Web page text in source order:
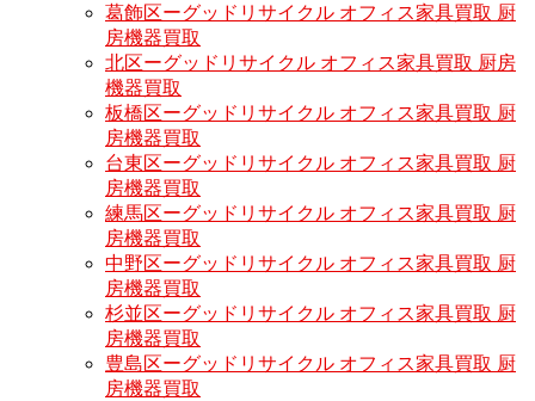
葛飾区ーグッドリサイクル オフィス家具買取 厨
房機器買取
北区ーグッドリサイクル オフィス家具買取 厨房
機器買取
板橋区ーグッドリサイクル オフィス家具買取 厨
房機器買取
台東区ーグッドリサイクル オフィス家具買取 厨
房機器買取
練馬区ーグッドリサイクル オフィス家具買取 厨
房機器買取
中野区ーグッドリサイクル オフィス家具買取 厨
房機器買取
杉並区ーグッドリサイクル オフィス家具買取 厨
房機器買取
豊島区ーグッドリサイクル オフィス家具買取 厨
房機器買取